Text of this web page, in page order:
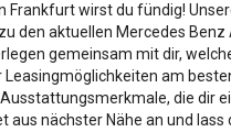
Frankfurt wirst du fündig!
den aktuellen Mercedes Benz
gemeinsam mit dir,
Leasingmöglichkeiten am
die dir
aus nächster Nähe an und lass